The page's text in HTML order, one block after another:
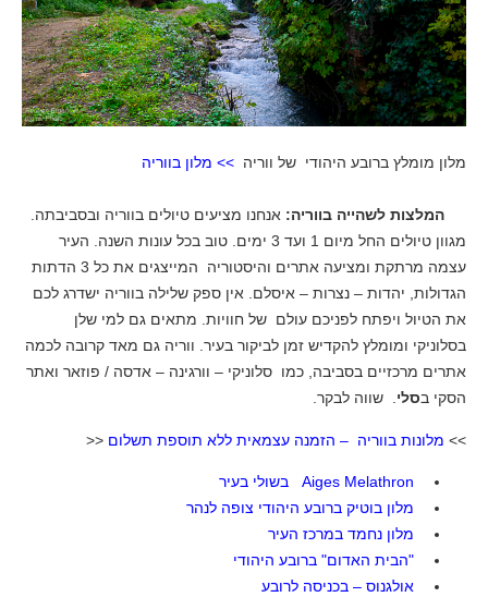
מלון מומלץ ברובע היהודי של ווריה >> מלון בווריה
המלצות לשהייה בווריה: אנחנו מציעים טיולים בווריה ובסביבתה.
מגוון טיולים החל מיום 1 ועד 3 ימים. טוב בכל עונות השנה. העיר
עצמה מרתקת ומציעה אתרים והיסטוריה המייצגים את כל 3 הדתות
הגדולות, יהדות – נצרות – איסלם. אין ספק שלילה בווריה ישדרג לכם
את הטיול ויפתח לפניכם עולם של חוויות. מתאים גם למי שלן
בסלוניקי ומומלץ להקדיש זמן לביקור בעיר. ווריה גם מאד קרובה לכמה
אתרים מרכזיים בסביבה, כמו סלוניקי – וורגינה – אדסה / פוזאר ואתר
הסקי בסלי. שווה לבקר.
>> מלונות בווריה – הזמנה עצמאית ללא תוספת תשלום <<
Aiges Melathron
בשולי בעיר
מלון בוטיק ברובע היהודי צופה לנהר
מלון נחמד במרכז העיר
"הבית האדום" ברובע היהודי
אולגנוס – בכניסה לרובע